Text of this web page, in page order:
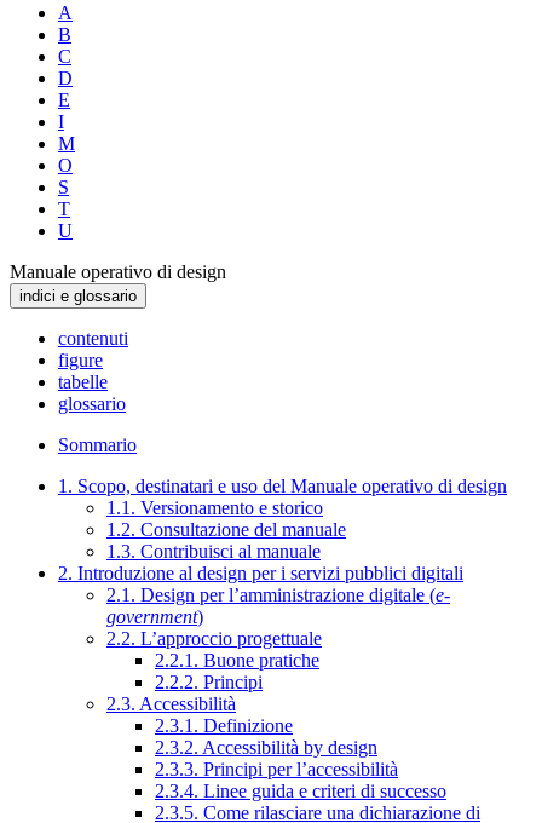
A
B
C
D
E
I
M
O
S
T
U
Manuale operativo di design
indici e glossario
contenuti
figure
tabelle
glossario
Sommario
1. Scopo, destinatari e uso del Manuale operativo di design
1.1. Versionamento e storico
1.2. Consultazione del manuale
1.3. Contribuisci al manuale
2. Introduzione al design per i servizi pubblici digitali
2.1. Design per l’amministrazione digitale (e-
government)
2.2. L’approccio progettuale
2.2.1. Buone pratiche
2.2.2. Principi
2.3. Accessibilità
2.3.1. Definizione
2.3.2. Accessibilità by design
2.3.3. Principi per l’accessibilità
2.3.4. Linee guida e criteri di successo
2.3.5. Come rilasciare una dichiarazione di